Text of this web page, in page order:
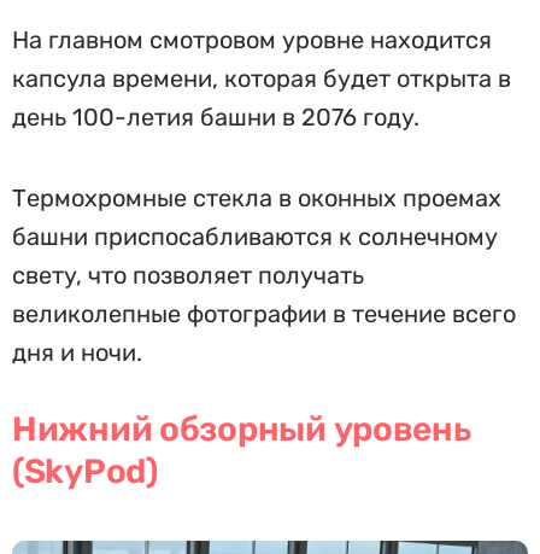
На главном смотровом уровне находится
капсула времени, которая будет открыта в
день 100-летия башни в 2076 году.
Термохромные стекла в оконных проемах
башни приспосабливаются к солнечному
свету, что позволяет получать
великолепные фотографии в течение всего
дня и ночи.
Нижний обзорный уровень
(SkyPod)